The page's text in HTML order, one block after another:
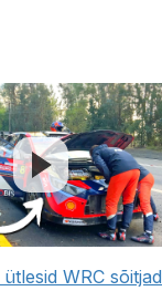
WRC sõitjad